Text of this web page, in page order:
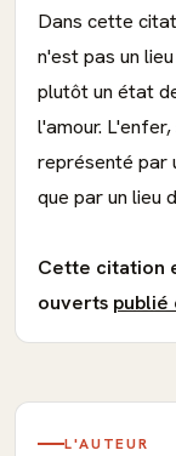
Dans cette
n'est pas un
plutôt un état
l'amour.
représenté par
que par un lieu
Cette citation
ouverts publié
L'AUTEUR